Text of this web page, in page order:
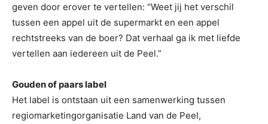
geven door erover te vertellen: “Weet jij het verschil
tussen een appel uit de supermarkt en een appel
rechtstreeks van de boer? Dat verhaal ga ik met liefde
vertellen aan iedereen uit de Peel.”
Gouden of paars label
Het label is ontstaan uit een samenwerking tussen
regiomarketingorganisatie Land van de Peel,